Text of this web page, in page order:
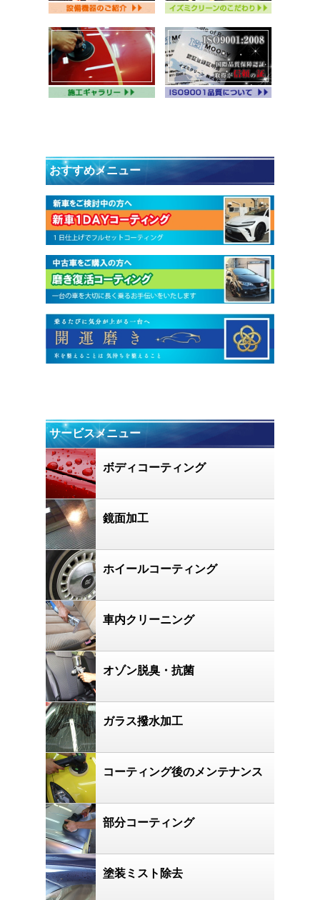
おすすめメニュー
サービスメニュー
ボディコーティング
鏡面加工
ホイールコーティング
車内クリーニング
オゾン脱臭・抗菌
ガラス撥水加工
コーティング後のメンテナンス
部分コーティング
塗装ミスト除去